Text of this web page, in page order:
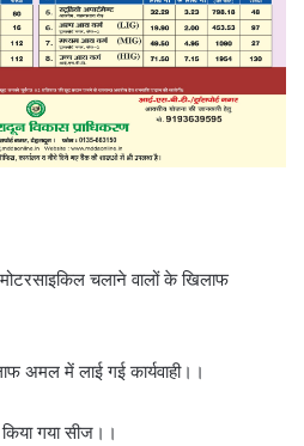
चलाने वालों के खिलाफ
अमल में लाई गई कार्यवाही।।
किया गया सीज।।